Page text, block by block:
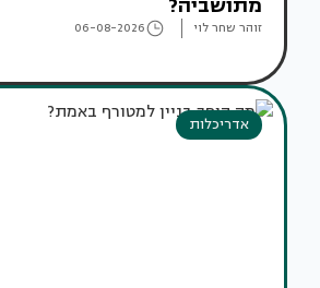
זוהר שחר לוי 06-08-2026
אדריכלות